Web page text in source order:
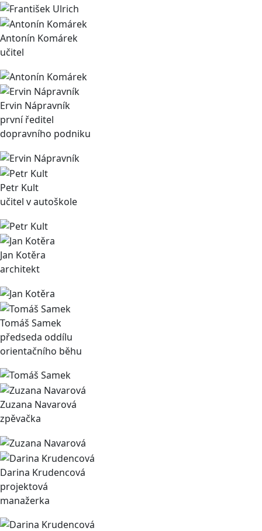
Antonín Komárek
učitel
Ervin Nápravník
první ředitel
dopravního podniku
Petr Kult
učitel v autoškole
Jan Kotěra
architekt
Tomáš Samek
předseda oddílu
orientačního běhu
Zuzana Navarová
zpěvačka
Darina Krudencová
projektová
manažerka